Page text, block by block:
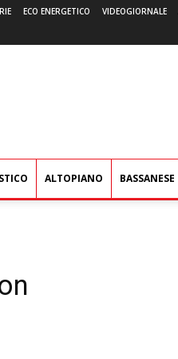
ECO ENERGETICO VIDEOGIORNALE
ALTOPIANO BASSANESE